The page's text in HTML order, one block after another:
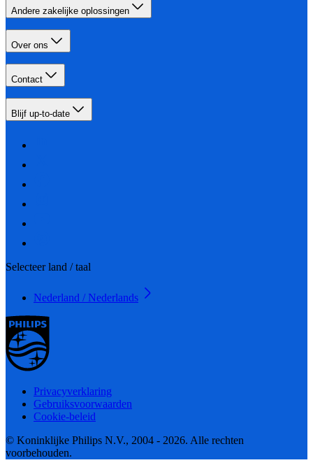
Andere zakelijke oplossingen
Over ons
Contact
Blijf up-to-date
Selecteer land / taal
Nederland / Nederlands
Privacyverklaring
Gebruiksvoorwaarden
Cookie-beleid
© Koninklijke Philips N.V., 2004 - 2026. Alle rechten
voorbehouden.